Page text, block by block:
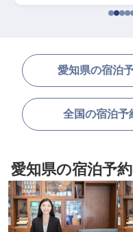
愛知県の宿泊
全国の宿泊予
愛知県の宿泊予